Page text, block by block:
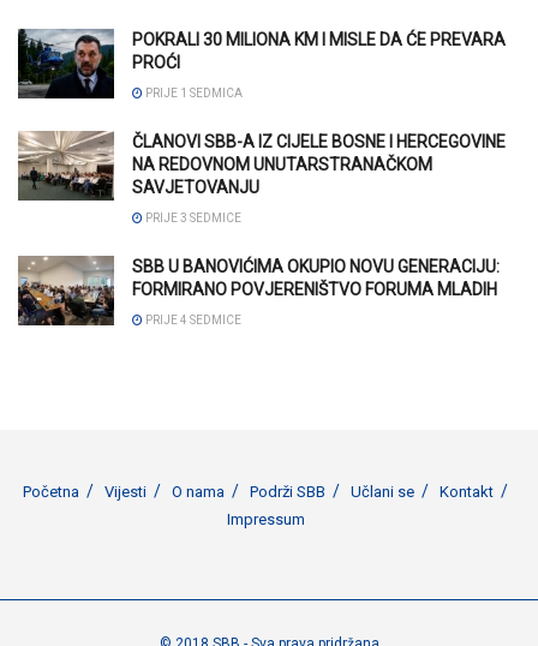
POKRALI 30 MILIONA KM I MISLE DA ĆE PREVARA
PROĆI
PRIJE 1 SEDMICA
ČLANOVI SBB-A IZ CIJELE BOSNE I HERCEGOVINE
NA REDOVNOM UNUTARSTRANAČKOM
SAVJETOVANJU
PRIJE 3 SEDMICE
SBB U BANOVIĆIMA OKUPIO NOVU GENERACIJU:
FORMIRANO POVJERENIŠTVO FORUMA MLADIH
PRIJE 4 SEDMICE
Početna Vijesti O nama Podrži SBB Učlani se
Kontakt
Impressum